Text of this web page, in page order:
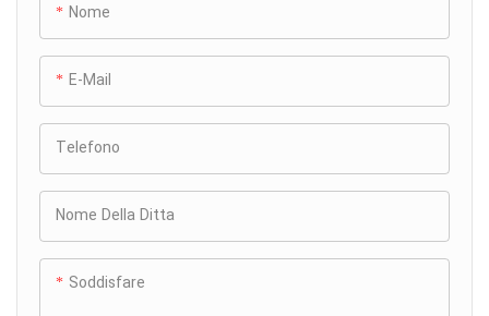
Nome
E-Mail
Telefono
Nome Della Ditta
Soddisfare